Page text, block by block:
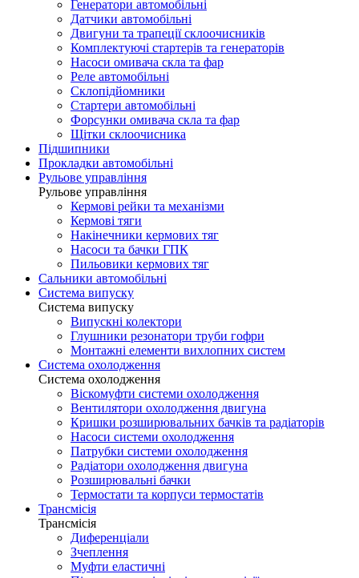
Генератори автомобільні
Датчики автомобільні
Двигуни та трапеції склоочисників
Комплектуючі стартерів та генераторів
Насоси омивача скла та фар
Реле автомобільні
Склопідйомники
Стартери автомобільні
Форсунки омивача скла та фар
Щітки склоочисника
Підшипники
Прокладки автомобільні
Рульове управління
Рульове управління
Кермові рейки та механізми
Кермові тяги
Накінечники кермових тяг
Насоси та бачки ГПК
Пильовики кермових тяг
Сальники автомобільні
Система випуску
Система випуску
Випускні колектори
Глушники резонатори труби гофри
Монтажні елементи вихлопних систем
Система охолодження
Система охолодження
Віскомуфти системи охолодження
Вентилятори охолодження двигуна
Кришки розширювальних бачків та радіаторів
Насоси системи охолодження
Патрубки системи охолодження
Радіатори охолодження двигуна
Розширювальні бачки
Термостати та корпуси термостатів
Трансмісія
Трансмісія
Диференціали
Зчеплення
Муфти еластичні